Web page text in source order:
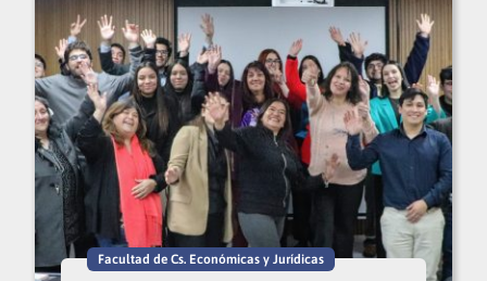
Facultad de Cs. Económicas y Jurídicas